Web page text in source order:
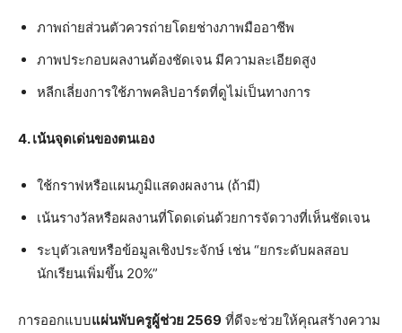
ภาพถ่ายส่วนตัวควรถ่ายโดยช่างภาพมืออาชีพ
ภาพประกอบผลงานต้องชัดเจน มีความละเอียดสูง
หลีกเลี่ยงการใช้ภาพคลิปอาร์ตที่ดูไม่เป็นทางการ
4. เน้นจุดเด่นของตนเอง
ใช้กราฟหรือแผนภูมิแสดงผลงาน (ถ้ามี)
เน้นรางวัลหรือผลงานที่โดดเด่นด้วยการจัดวางที่เห็นชัดเจน
ระบุตัวเลขหรือข้อมูลเชิงประจักษ์ เช่น “ยกระดับผลสอบ
นักเรียนเพิ่มขึ้น 20%”
การออกแบบแผ่นพับครูผู้ช่วย 2569 ที่ดีจะช่วยให้คุณสร้างความ